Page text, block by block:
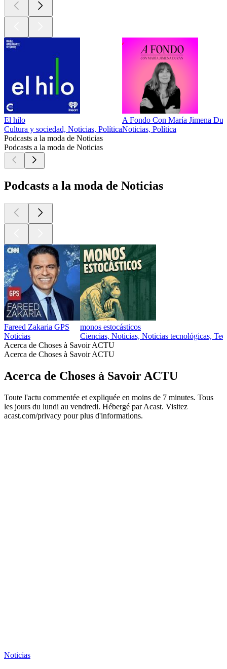
El hilo
Cultura y sociedad, Noticias, Política
A Fondo Con María Jimena
Noticias, Política
Podcasts a la moda de Noticias
Podcasts a la moda de Noticias
Podcasts a la moda de Noticias
Fareed Zakaria GPS
Noticias
monos estocásticos
Ciencias, Noticias, Noticias tecnológicas,
Acerca de Choses à Savoir ACTU
Acerca de Choses à Savoir ACTU
Acerca de Choses à Savoir ACTU
Toute l'actu commentée et expliquée en moins de 7 minutes. Tous
les jours du lundi au vendredi. Hébergé par Acast. Visitez
acast.com/privacy pour plus d'informations.
Noticias